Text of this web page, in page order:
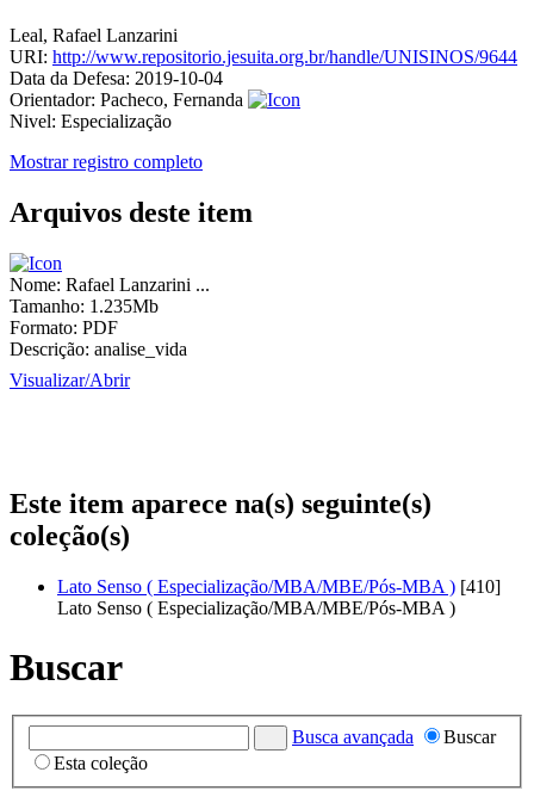
Leal, Rafael Lanzarini
URI: http://www.repositorio.jesuita.org.br/handle/UNISINOS/9644
Data da Defesa: 2019-10-04
Orientador: Pacheco, Fernanda
Nivel: Especialização
Mostrar registro completo
Arquivos deste item
Nome: Rafael Lanzarini ...
Tamanho: 1.235Mb
Formato: PDF
Descrição: analise_vida
Visualizar/Abrir
Este item aparece na(s) seguinte(s)
coleção(s)
Lato Senso ( Especialização/MBA/MBE/Pós-MBA ) [410]
Lato Senso ( Especialização/MBA/MBE/Pós-MBA )
Buscar
Busca avançada
Buscar
Esta coleção